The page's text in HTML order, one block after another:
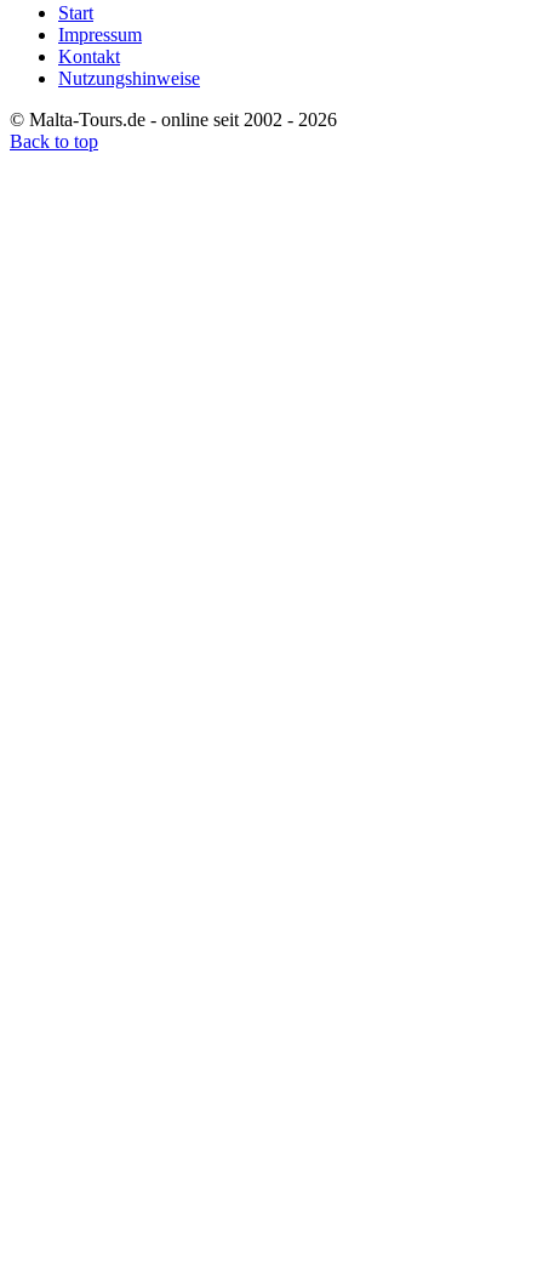
Start
Impressum
Kontakt
Nutzungshinweise
© Malta-Tours.de - online seit 2002 - 2026
Back to top